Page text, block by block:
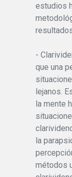
estudios
-
que una
lejanos.
la mente
la
métodos